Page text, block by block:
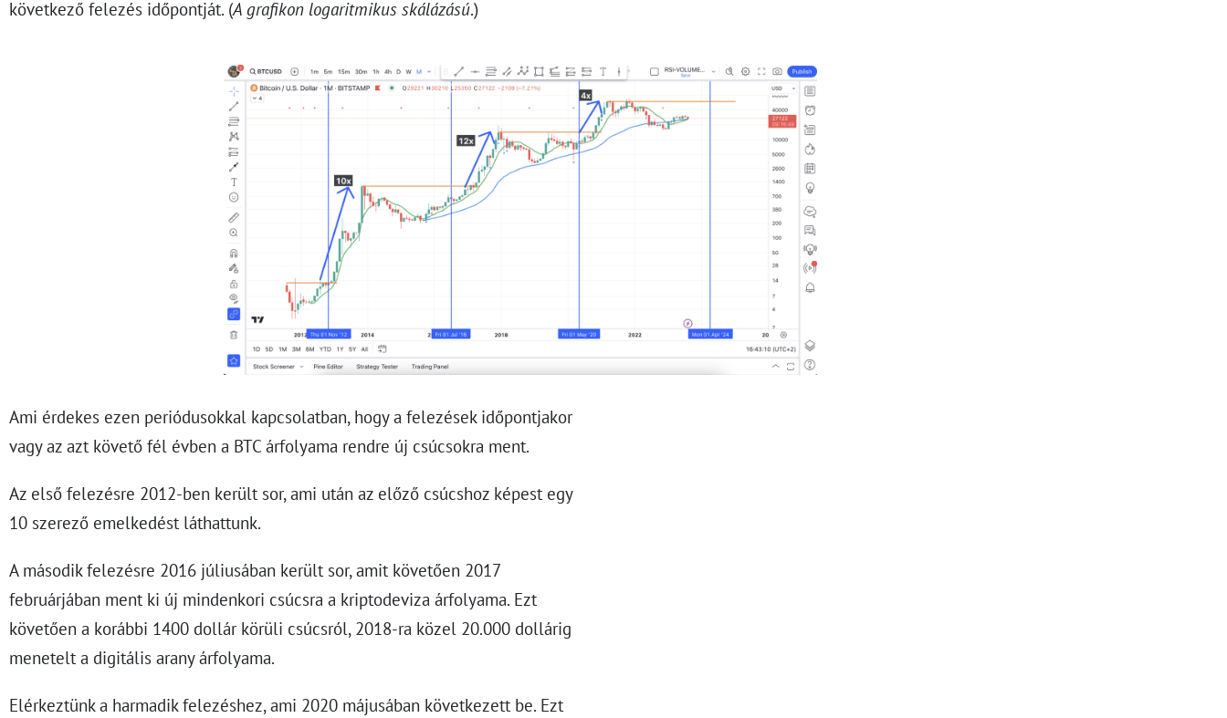
következő felezés időpontját. (A grafikon logaritmikus skálázású.)
Ami érdekes ezen periódusokkal kapcsolatban, hogy a felezések időpontjakor
vagy az azt követő fél évben a BTC árfolyama rendre új csúcsokra ment.
Az első felezésre 2012-ben került sor, ami után az előző csúcshoz képest egy
10 szerező emelkedést láthattunk.
A második felezésre 2016 júliusában került sor, amit követően 2017
februárjában ment ki új mindenkori csúcsra a kriptodeviza árfolyama. Ezt
követően a korábbi 1400 dollár körüli csúcsról, 2018-ra közel 20.000 dollárig
menetelt a digitális arany árfolyama.
Elérkeztünk a harmadik felezéshez, ami 2020 májusában következett be. Ezt